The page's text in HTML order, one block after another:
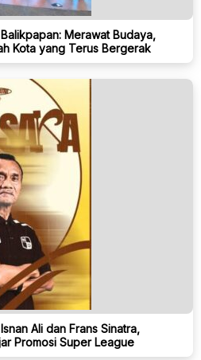
Merawat Budaya,
Kota yang Terus Bergerak
Ali dan Frans Sinatra,
Promosi Super League